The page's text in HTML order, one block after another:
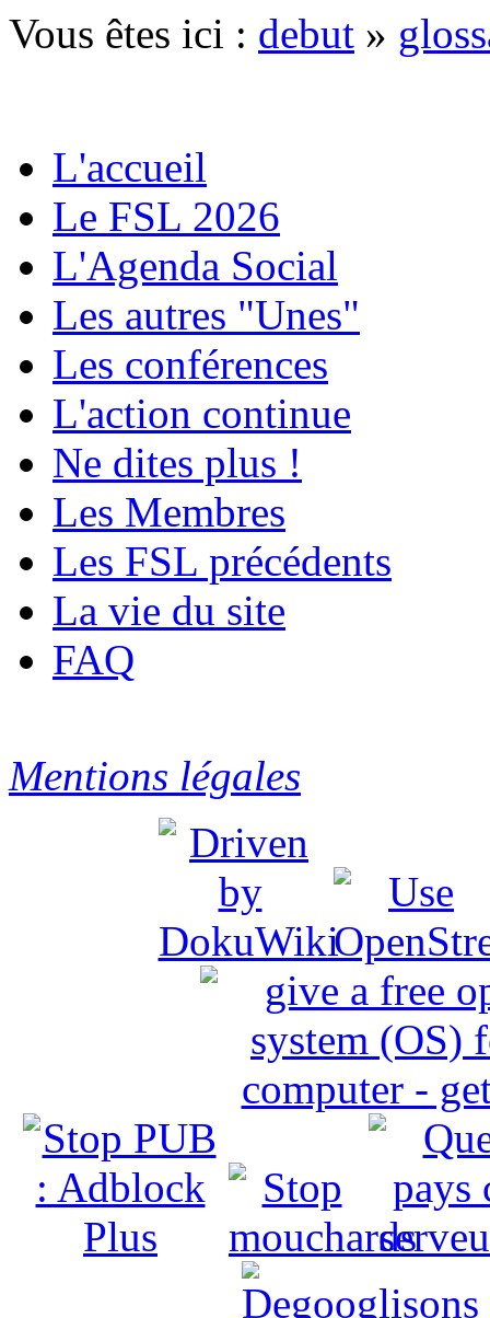
Vous êtes ici : debut »
L'accueil
Le FSL 2026
L'Agenda Social
Les autres "Unes"
Les conférences
L'action continue
Ne dites plus !
Les Membres
Les FSL précédents
La vie du site
FAQ
Mentions légales